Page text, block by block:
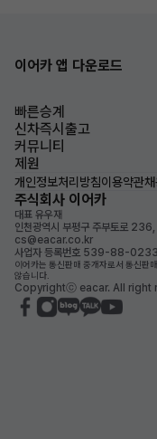
이어카 앱 다운로드
빠른승계
신차즉시출고
커뮤니티
제원
개인정보처리방침이용약관
주식회사 이어카
대표 유우재
인천광역시 부평구 주부토로
cs@eacar.co.kr
사업자 등록번호 539-88-
이어카는 통신판매 중개자로서 통신판
않습니다.
Copyrightⓒ eacar. All right